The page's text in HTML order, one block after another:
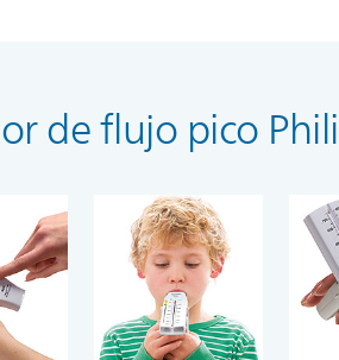
de flujo pico